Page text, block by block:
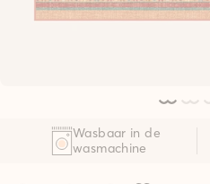
Wasbaar in de
wasmachine